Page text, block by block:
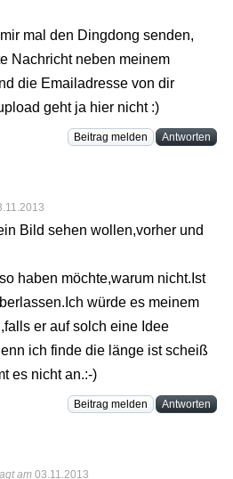
mal den Dingdong senden,
Nachricht neben meinem
die Emailadresse von dir
geht ja hier nicht :)
Beitrag melden Antworten
Bild sehen wollen,vorher und
haben möchte,warum nicht.Ist
würde es meinem
er auf solch eine Idee
ich finde die länge ist scheiß
es nicht an.:-)
Beitrag melden Antworten
am 03.11.2013